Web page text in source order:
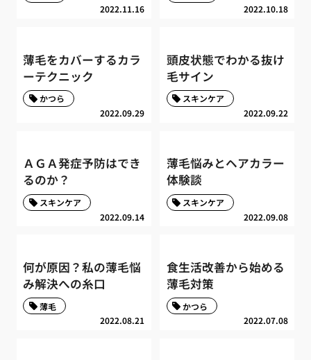
2022.11.16
2022.10.18
薄毛をカバーするカラ
ーテクニック
2022.09.29
かつら
頭皮状態でわかる抜け
毛サイン
2022.09.22
スキンケア
ＡＧＡ発症予防はでき
るのか？
2022.09.14
スキンケア
薄毛悩みとヘアカラー
体験談
2022.09.08
スキンケア
何が原因？私の薄毛悩
み解決への糸口
2022.08.21
薄毛
食生活改善から始める
薄毛対策
2022.07.08
かつら